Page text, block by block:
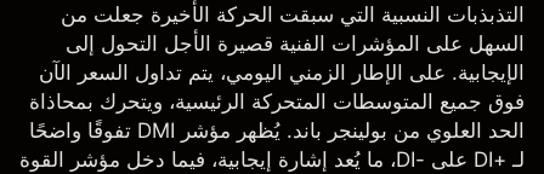
التذبذبات النسبية التي سبقت الحركة الأخيرة جعلت من
السهل على المؤشرات الفنية قصيرة الأجل التحول إلى
الإيجابية. على الإطار الزمني اليومي، يتم تداول السعر الآن
فوق جميع المتوسطات المتحركة الرئيسية، ويتحرك بمحاذاة
الحد العلوي من بولينجر باند. يُظهر مؤشر DMI تفوقًا واضحًا
لـ +DI على -DI، ما يُعد إشارة إيجابية، فيما دخل مؤشر القوة